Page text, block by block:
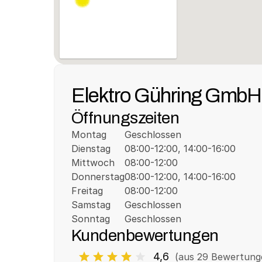
Elektro Gühring GmbH
Öffnungszeiten
Montag
Dienstag
Mittwoch
Donnerstag
Freitag
Samstag
Sonntag
Geschlossen
08:00-12:00, 14:00-16:00
08:00-12:00
08:00-12:00, 14:00-16:00
08:00-12:00
Geschlossen
Geschlossen
Kundenbewertungen
4,6 (aus 29